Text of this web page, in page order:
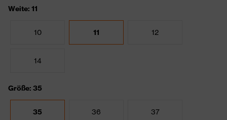
Weite: 11
10 11 12
14
Größe: 35
35 36 37